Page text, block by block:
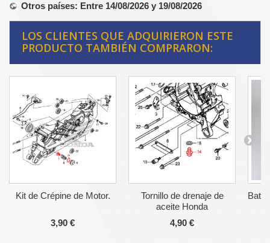
Otros países: Entre 14/08/2026 y 19/08/2026
LOS CLIENTES QUE ADQUIRIERON ESTE
PRODUCTO TAMBIÉN COMPRARON:
Kit de Crépine de Motor.
3,90 €
Tornillo de drenaje de
aceite Honda
4,90 €